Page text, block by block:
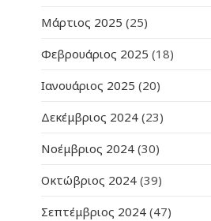
Μάρτιος 2025 (25)
Φεβρουάριος 2025 (18)
Ιανουάριος 2025 (20)
Δεκέμβριος 2024 (23)
Νοέμβριος 2024 (30)
Οκτώβριος 2024 (39)
Σεπτέμβριος 2024 (47)